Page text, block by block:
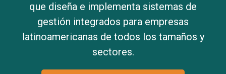
que diseña e implementa sistemas de
gestión integrados para empresas
latinoamericanas de todos los tamaños y
sectores.